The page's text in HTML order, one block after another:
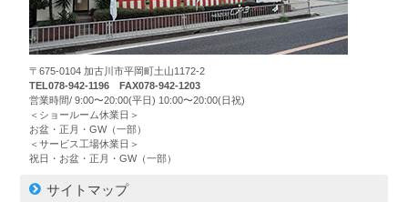
〒675-0104 加古川市平岡町土山1172-2
TEL078-942-1196 FAX078-942-1203
営業時間/ 9:00〜20:00(平日) 10:00〜20:00(日祝)
＜ショールーム休業日＞
お盆・正月・GW（一部）
＜サービス工場休業日＞
祝日・お盆・正月・GW（一部）
サイトマップ